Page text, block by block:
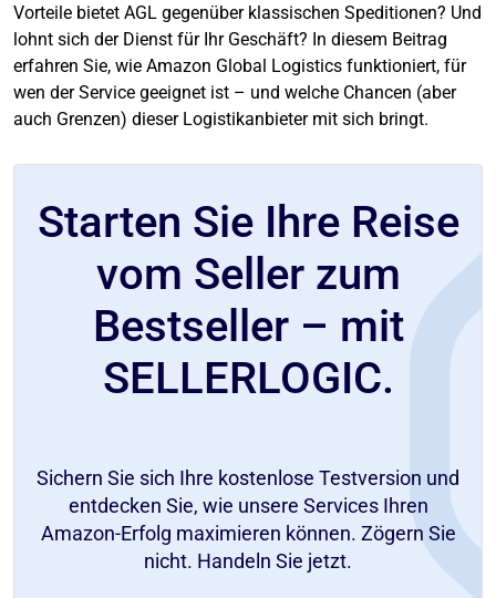
Vorteile bietet AGL gegenüber klassischen Speditionen? Und
lohnt sich der Dienst für Ihr Geschäft? In diesem Beitrag
erfahren Sie, wie Amazon Global Logistics funktioniert, für
wen der Service geeignet ist – und welche Chancen (aber
auch Grenzen) dieser Logistikanbieter mit sich bringt.
Starten Sie Ihre Reise
vom Seller zum
Bestseller – mit
SELLERLOGIC.
Sichern Sie sich Ihre kostenlose Testversion und
entdecken Sie, wie unsere Services Ihren
Amazon-Erfolg maximieren können. Zögern Sie
nicht. Handeln Sie jetzt.